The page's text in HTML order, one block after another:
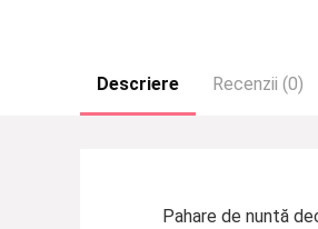
Descriere Recenzii (0)
Pahare de nuntă